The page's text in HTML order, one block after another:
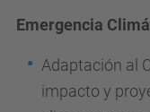
Emergencia
Adaptación al
impacto y